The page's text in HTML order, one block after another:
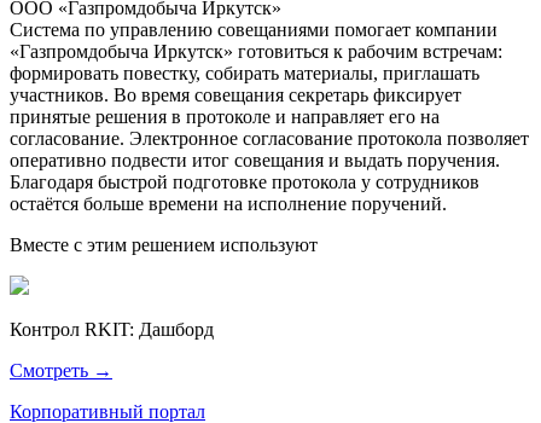
ООО «Газпромдобыча Иркутск»
Система по управлению совещаниями помогает компании
«Газпромдобыча Иркутск» готовиться к рабочим встречам:
формировать повестку, собирать материалы, приглашать
участников. Во время совещания секретарь фиксирует
принятые решения в протоколе и направляет его на
согласование. Электронное согласование протокола позволяет
оперативно подвести итог совещания и выдать поручения.
Благодаря быстрой подготовке протокола у сотрудников
остаётся больше времени на исполнение поручений.
Вместе с этим решением используют
Контрол RKIT: Дашборд
Смотреть →
Корпоративный портал